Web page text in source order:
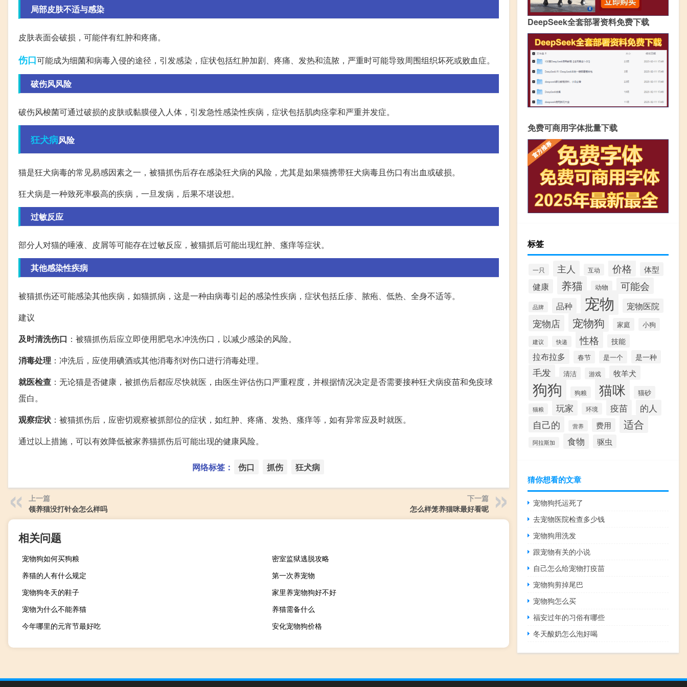
局部皮肤不适与感染
皮肤表面会破损，可能伴有红肿和疼痛。
伤口可能成为细菌和病毒入侵的途径，引发感染，症状包括红肿加剧、疼痛、发热和流脓，严重时可能导致周围组织坏死或败血症。
破伤风风险
破伤风梭菌可通过破损的皮肤或黏膜侵入人体，引发急性感染性疾病，症状包括肌肉痉挛和严重并发症。
狂犬病风险
猫是狂犬病毒的常见易感因素之一，被猫抓伤后存在感染狂犬病的风险，尤其是如果猫携带狂犬病毒且伤口有出血或破损。
狂犬病是一种致死率极高的疾病，一旦发病，后果不堪设想。
过敏反应
部分人对猫的唾液、皮屑等可能存在过敏反应，被猫抓后可能出现红肿、瘙痒等症状。
其他感染性疾病
被猫抓伤还可能感染其他疾病，如猫抓病，这是一种由病毒引起的感染性疾病，症状包括丘疹、脓疱、低热、全身不适等。
建议
及时清洗伤口 ：被猫抓伤后应立即使用肥皂水冲洗伤口，以减少感染的风险。
消毒处理 ：冲洗后，应使用碘酒或其他消毒剂对伤口进行消毒处理。
就医检查 ：无论猫是否健康，被抓伤后都应尽快就医，由医生评估伤口严重程度，并根据情况决定是否需要接种狂犬病疫苗和免疫球
蛋白。
观察症状 ：被猫抓伤后，应密切观察被抓部位的症状，如红肿、疼痛、发热、瘙痒等，如有异常应及时就医。
通过以上措施，可以有效降低被家养猫抓伤后可能出现的健康风险。
网络标签： 伤口 抓伤 狂犬病
上一篇
领养猫没打针会怎么样吗
下一篇
怎么样笼养猫咪最好看呢
相关问题
宠物狗如何买狗粮
密室监狱逃脱攻略
养猫的人有什么规定
第一次养宠物
宠物狗冬天的鞋子
家里养宠物狗好不好
宠物为什么不能养猫
养猫需备什么
今年哪里的元宵节最好吃
安化宠物狗价格
DeepSeek全套部署资料免费下载
免费可商用字体批量下载
标签
一只 主人 互动 价格 体型
健康 养猫 动物 可能会
品牌 品种 宠物 宠物医院
宠物店 宠物狗 家庭 小狗
建议 快递 性格 技能
拉布拉多 春节 是一个 是一种
毛发 清洁 游戏 牧羊犬
狗狗 狗粮 猫咪 猫砂
猫粮 玩家 环境 疫苗 的人
自己的 营养 费用 适合
阿拉斯加 食物 驱虫
猜你想看的文章
宠物狗托运死了
去宠物医院检查多少钱
宠物狗用洗发
跟宠物有关的小说
自己怎么给宠物打疫苗
宠物狗剪掉尾巴
宠物狗怎么买
福安过年的习俗有哪些
冬天酸奶怎么泡好喝